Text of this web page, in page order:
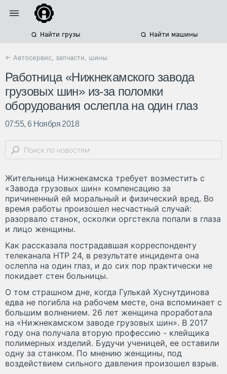
Найти грузы Найти машины
← Автосервис, запчасти, шины
Работница «Нижнекамского завода
грузовых шин» из-за поломки
оборудования ослепла на один глаз
07:55, 6 Ноября 2018
Жительница Нижнекамска требует возместить с
«Завода грузовых шин» компенсацию за
причиненный ей моральный и физический вред. Во
время работы произошел несчастный случай:
разорвало станок, осколки оргстекла попали в глаза
и лицо женщины.
Как рассказала пострадавшая корреспонденту
телеканала НТР 24, в результате инцидента она
ослепла на один глаз, и до сих пор практически не
покидает стен больницы.
О том страшном дне, когда Гулькай Хуснутдинова
едва не погибла на рабочем месте, она вспоминает с
большим волнением. 26 лет женщина проработала
на «Нижнекамском заводе грузовых шин». В 2017
году она получала вторую профессию - клейщика
полимерных изделий. Будучи ученицей, ее оставили
одну за станком. По мнению женщины, под
воздействием сильного давления произошел взрыв.